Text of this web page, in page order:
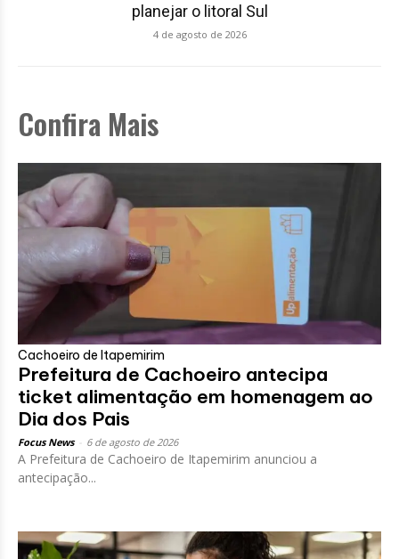
planejar o litoral Sul
4 de agosto de 2026
Confira Mais
Cachoeiro de Itapemirim
Prefeitura de Cachoeiro antecipa
ticket alimentação em homenagem ao
Dia dos Pais
Focus News 6 de agosto de 2026
A Prefeitura de Cachoeiro de Itapemirim anunciou a
antecipação...